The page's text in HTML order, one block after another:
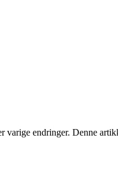
endringer. Denne